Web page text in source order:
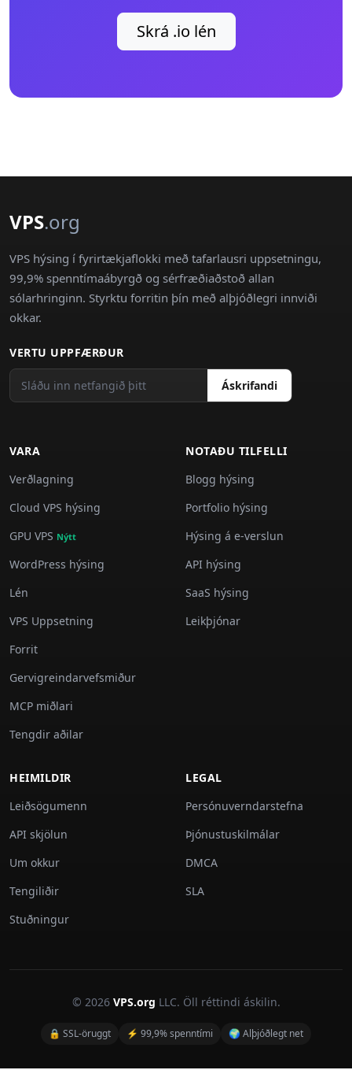
Skrá .io lén
VPS.org
VPS hýsing í fyrirtækjaflokki með tafarlausri uppsetningu,
99,9% spenntímaábyrgð og sérfræðiaðstoð allan
sólarhringinn. Styrktu forritin þín með alþjóðlegri innviði
okkar.
VERTU UPPFÆRÐUR
Áskrifandi
VARA
Verðlagning
Cloud VPS hýsing
GPU VPS Nýtt
WordPress hýsing
Lén
VPS Uppsetning
Forrit
Gervigreindarvefsmiður
MCP miðlari
Tengdir aðilar
NOTAÐU TILFELLI
Blogg hýsing
Portfolio hýsing
Hýsing á e-verslun
API hýsing
SaaS hýsing
Leikþjónar
HEIMILDIR
Leiðsögumenn
API skjölun
Um okkur
Tengiliðir
Stuðningur
LEGAL
Persónuverndarstefna
Þjónustuskilmálar
DMCA
SLA
© 2026 VPS.org LLC. Öll réttindi áskilin.
🔒 SSL-öruggt ⚡ 99,9% spenntími 🌍 Alþjóðlegt net